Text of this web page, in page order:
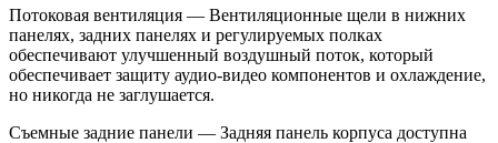
Потоковая вентиляция — Вентиляционные щели в нижних
панелях, задних панелях и регулируемых полках
обеспечивают улучшенный воздушный поток, который
обеспечивает защиту аудио-видео компонентов и охлаждение,
но никогда не заглушается.
Съемные задние панели — Задняя панель корпуса доступна